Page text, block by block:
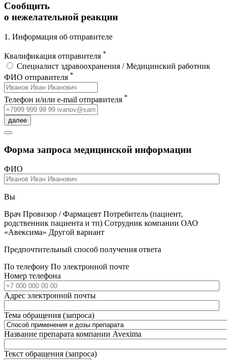
Сообщить
о нежелательной реакции
1. Информация об отправителе
Квалификация отправителя *
Специалист здравоохранения / Медицинский работник
ФИО отправителя *
Телефон и/или e-mail отправителя *
далее
Форма запроса медицинской информации
ФИО
Вы
Врач Провизор / Фармацевт Потребитель (пациент,
родственник пациента и тп) Сотрудник компании ОАО
«Авексима» Другой вариант
Предпочтительный способ получения ответа
По телефону По электронной почте
Номер телефона
Адрес электронной почты
Тема обращения (запроса)
Название препарата компании Avexima
Текст обращения (запроса)